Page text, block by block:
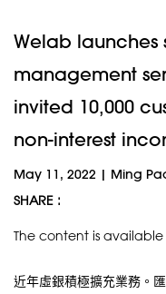
Welab launches
management
invited 10,000
non-interest
May 11, 2022 | Ming
SHARE :
The content is available
近年虛銀積極擴充業務。